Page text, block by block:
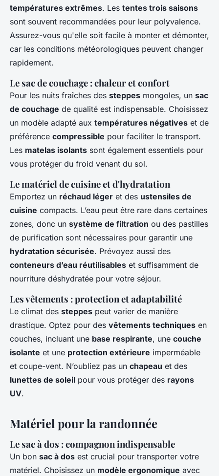
températures extrêmes. Les tentes trois saisons
sont souvent recommandées pour leur polyvalence.
Assurez-vous qu'elle soit facile à monter et démonter,
car les conditions météorologiques peuvent changer
rapidement.
Le sac de couchage : chaleur et confort
Pour les nuits fraîches des steppes mongoles, un sac
de couchage de qualité est indispensable. Choisissez
un modèle adapté aux températures négatives et de
préférence compressible pour faciliter le transport.
Les matelas isolants sont également essentiels pour
vous protéger du froid venant du sol.
Le matériel de cuisine et d'hydratation
Emportez un réchaud léger et des ustensiles de
cuisine compacts. L’eau peut être rare dans certaines
zones, donc un système de filtration ou des pastilles
de purification sont nécessaires pour garantir une
hydratation sécurisée. Prévoyez aussi des
conteneurs d’eau réutilisables et suffisamment de
nourriture déshydratée pour votre séjour.
Les vêtements : protection et adaptabilité
Le climat des steppes peut varier de manière
drastique. Optez pour des vêtements techniques en
couches, incluant une base respirante, une couche
isolante et une protection extérieure imperméable
et coupe-vent. N’oubliez pas un chapeau et des
lunettes de soleil pour vous protéger des rayons
UV.
Matériel pour la randonnée
Le sac à dos : compagnon indispensable
Un bon sac à dos est crucial pour transporter votre
matériel. Choisissez un modèle ergonomique avec